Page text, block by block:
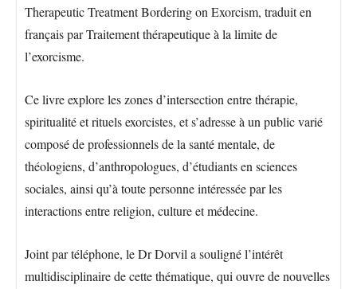
Therapeutic Treatment Bordering on Exorcism, traduit en
français par Traitement thérapeutique à la limite de
l’exorcisme.
Ce livre explore les zones d’intersection entre thérapie,
spiritualité et rituels exorcistes, et s’adresse à un public varié
composé de professionnels de la santé mentale, de
théologiens, d’anthropologues, d’étudiants en sciences
sociales, ainsi qu’à toute personne intéressée par les
interactions entre religion, culture et médecine.
Joint par téléphone, le Dr Dorvil a souligné l’intérêt
multidisciplinaire de cette thématique, qui ouvre de nouvelles